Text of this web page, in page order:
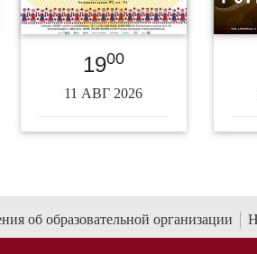
1900
11 АВГ 2026
об образовательной организации